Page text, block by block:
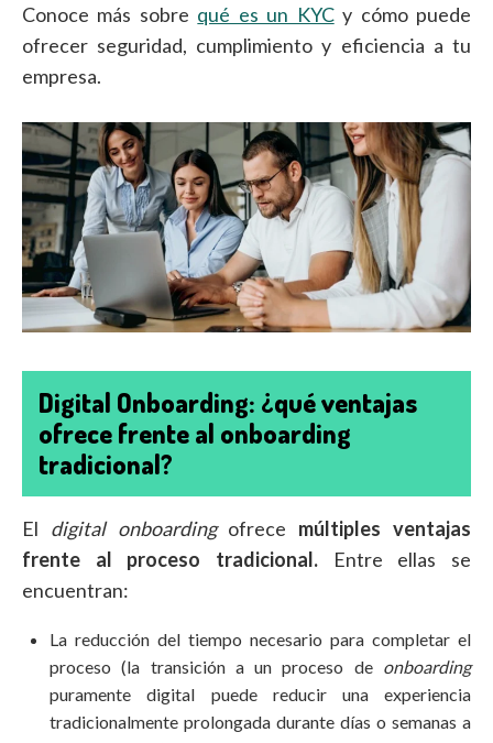
Conoce más sobre qué es un KYCy cómo puede
ofrecer seguridad, cumplimiento y eficiencia a tu
empresa.
Digital Onboarding: ¿qué ventajas
ofrece frente al onboarding
tradicional?
El digital onboardingofrece múltiples ventajas
frente al proceso tradicional. Entre ellas se
encuentran:
La reducción del tiempo necesario para completar el
proceso (la transición a un proceso de onboarding
puramente digital puede reducir una experiencia
tradicionalmente prolongada durante días o semanas a